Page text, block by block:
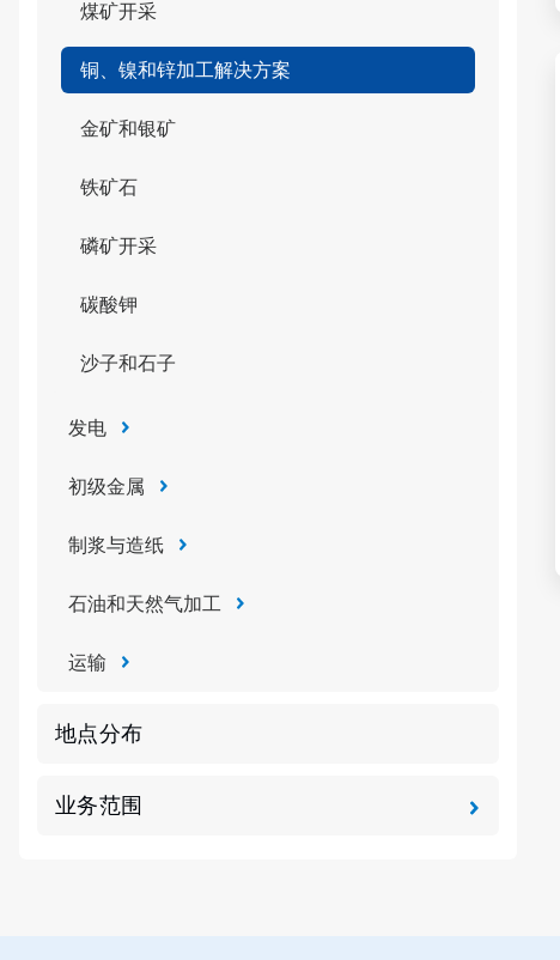
煤矿开采
铜、镍和锌加工解决方案
金矿和银矿
铁矿石
磷矿开采
碳酸钾
沙子和石子
发电
初级金属
制浆与造纸
石油和天然气加工
运输
地点分布
业务范围